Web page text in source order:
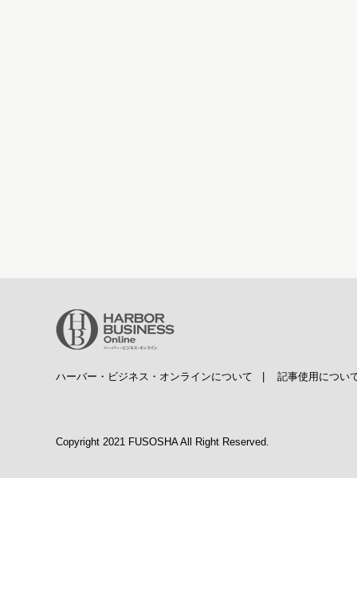
ハーバー・ビジネス・オンラインについて | 記事使用につい
Copyright 2021 FUSOSHA All Right Reserved.